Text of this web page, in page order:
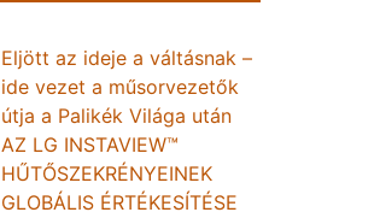
Eljött az ideje a váltásnak –
ide vezet a műsorvezetők
útja a Palikék Világa után
AZ LG INSTAVIEW™
HŰTŐSZEKRÉNYEINEK
GLOBÁLIS ÉRTÉKESÍTÉSE